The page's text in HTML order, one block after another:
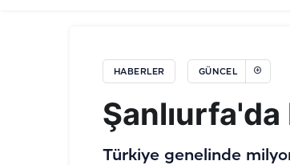
HABERLER GÜNCEL
Şanlıurfa'da
Türkiye genelinde